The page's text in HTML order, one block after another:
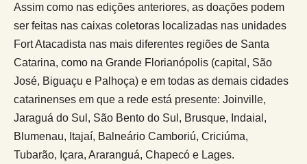
Assim como nas edições anteriores, as doações podem
ser feitas nas caixas coletoras localizadas nas unidades
Fort Atacadista nas mais diferentes regiões de Santa
Catarina, como na Grande Florianópolis (capital, São
José, Biguaçu e Palhoça) e em todas as demais cidades
catarinenses em que a rede está presente: Joinville,
Jaraguá do Sul, São Bento do Sul, Brusque, Indaial,
Blumenau, Itajaí, Balneário Camboriú, Criciúma,
Tubarão, Içara, Araranguá, Chapecó e Lages.